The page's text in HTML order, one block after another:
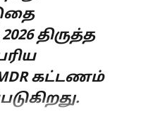
திருத்த
கட்டணம்